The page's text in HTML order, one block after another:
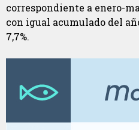
correspondiente a enero-
con igual acumulado del
7,7%.